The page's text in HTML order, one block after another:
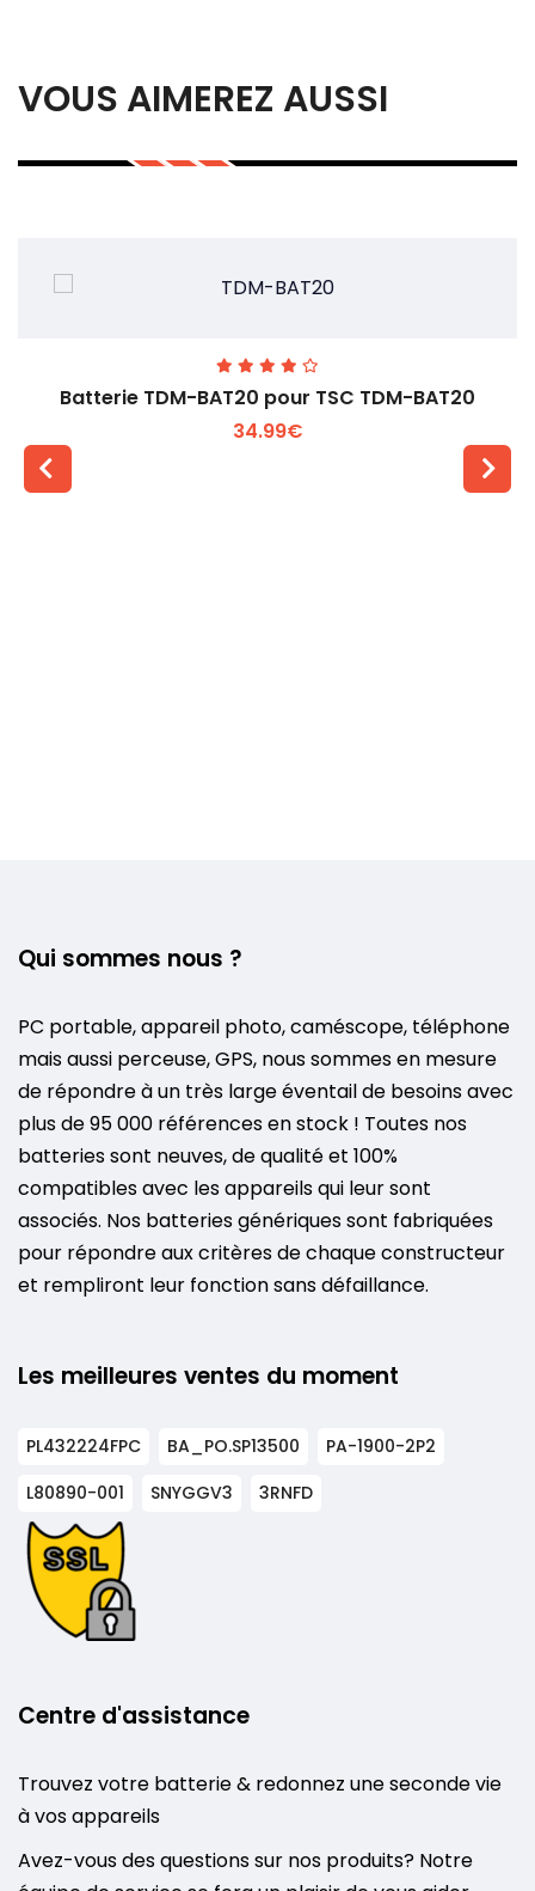
VOUS AIMEREZ AUSSI
Batterie TDM-BAT20 pour TSC TDM-BAT20
34.99€
Qui sommes nous ?
PC portable, appareil photo, caméscope, téléphone
mais aussi perceuse, GPS, nous sommes en mesure
de répondre à un très large éventail de besoins avec
plus de 95 000 références en stock ! Toutes nos
batteries sont neuves, de qualité et 100%
compatibles avec les appareils qui leur sont
associés. Nos batteries génériques sont fabriquées
pour répondre aux critères de chaque constructeur
et rempliront leur fonction sans défaillance.
Les meilleures ventes du moment
PL432224FPC BA_PO.SP13500
PA-1900-2P2
L80890-001
SNYGGV3 3RNFD
Centre d'assistance
Trouvez votre batterie & redonnez une seconde vie
à vos appareils
Avez-vous des questions sur nos produits? Notre